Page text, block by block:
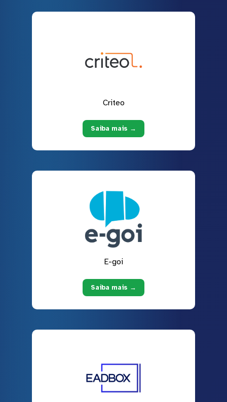
Criteo
Saiba mais →
E-goi
Saiba mais →